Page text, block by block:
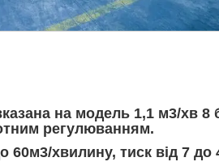
на модель 1,1 м3/хв
регулюванням.
60м3/хвилину, тиск від 7 до